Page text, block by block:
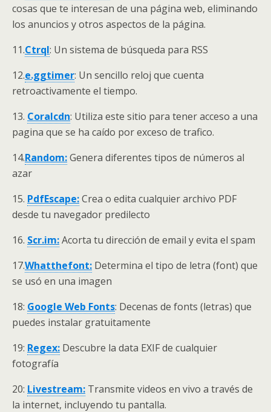
cosas que te interesan de una página web, eliminando
los anuncios y otros aspectos de la página.
11.Ctrql: Un sistema de búsqueda para RSS
12.e.ggtimer: Un sencillo reloj que cuenta
retroactivamente el tiempo.
13. Coralcdn: Utiliza este sitio para tener acceso a una
pagina que se ha caído por exceso de trafico.
14.Random:Genera diferentes tipos de números al
azar
15. PdfEscape:Crea o edita cualquier archivo PDF
desde tu navegador predilecto
16. Scr.im:Acorta tu dirección de email y evita el spam
17.Whatthefont: Determina el tipo de letra (font) que
se usó en una imagen
18: Google Web Fonts: Decenas de fonts (letras) que
puedes instalar gratuitamente
19: Regex: Descubre la data EXIF de cualquier
fotografía
20: Livestream: Transmite videos en vivo a través de
la internet, incluyendo tu pantalla.